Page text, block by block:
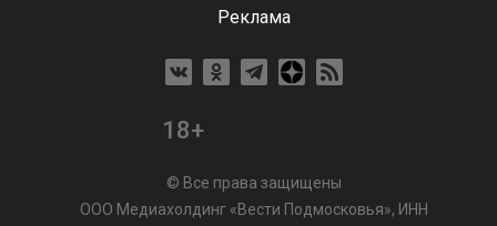
Реклама
18+
© Все права защищены
ООО Медиахолдинг «Вести Подмосковья», ИНН